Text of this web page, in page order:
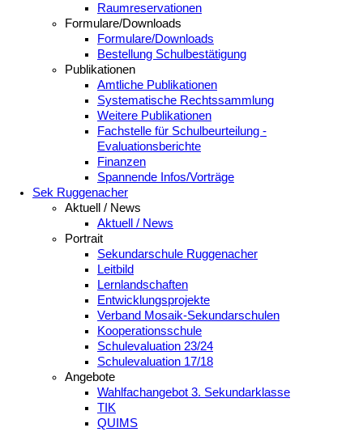
Raumreservationen
Formulare/Downloads
Formulare/Downloads
Bestellung Schulbestätigung
Publikationen
Amtliche Publikationen
Systematische Rechtssammlung
Weitere Publikationen
Fachstelle für Schulbeurteilung -
Evaluationsberichte
Finanzen
Spannende Infos/Vorträge
Sek Ruggenacher
Aktuell / News
Aktuell / News
Portrait
Sekundarschule Ruggenacher
Leitbild
Lernlandschaften
Entwicklungsprojekte
Verband Mosaik-Sekundarschulen
Kooperationsschule
Schulevaluation 23/24
Schulevaluation 17/18
Angebote
Wahlfachangebot 3. Sekundarklasse
TIK
QUIMS